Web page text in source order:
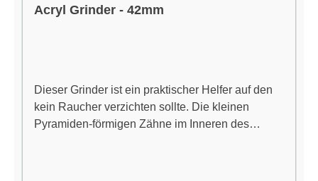
Acryl Grinder - 42mm
Dieser Grinder ist ein praktischer Helfer auf den
kein Raucher verzichten sollte. Die kleinen
Pyramiden-förmigen Zähne im Inneren des